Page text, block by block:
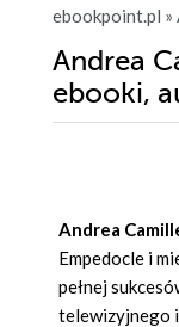
ebookpoint.pl
Andrea
ebooki,
Andrea
Empedocle i
pełnej
telewizyjnego